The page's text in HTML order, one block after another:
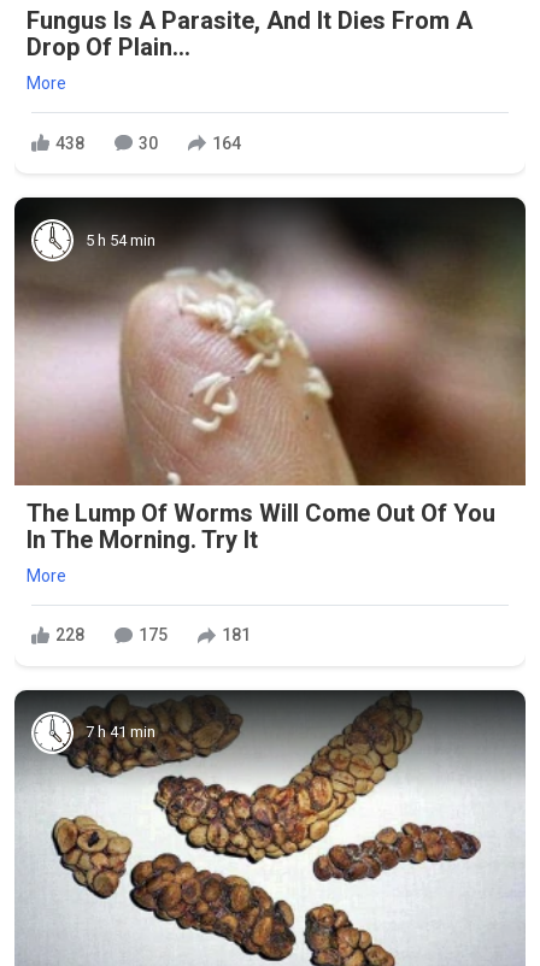
Fungus Is A Parasite, And It Dies From A
Drop Of Plain...
More
438 30 164
5 h 54 min
The Lump Of Worms Will Come Out Of You
In The Morning. Try It
More
228 175 181
7 h 41 min